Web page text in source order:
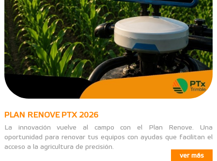
PLAN RENOVE PTX 2026
La innovación vuelve al campo con el Plan Renove. Una
oportunidad para renovar tus equipos con ayudas que facilitan el
acceso a la agricultura de precisión.
ver más